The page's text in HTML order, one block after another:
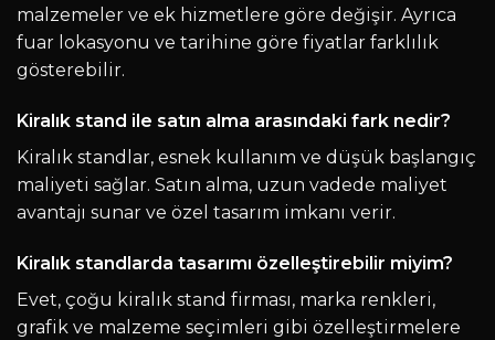
malzemeler ve ek hizmetlere göre değişir. Ayrıca
fuar lokasyonu ve tarihine göre fiyatlar farklılık
gösterebilir.
Kiralık stand ile satın alma arasındaki fark nedir?
Kiralık standlar, esnek kullanım ve düşük başlangıç
maliyeti sağlar. Satın alma, uzun vadede maliyet
avantajı sunar ve özel tasarım imkanı verir.
Kiralık standlarda tasarımı özelleştirebilir miyim?
Evet, çoğu kiralık stand firması, marka renkleri,
grafik ve malzeme seçimleri gibi özelleştirmelere